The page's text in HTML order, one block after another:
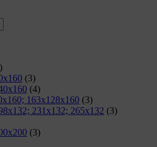
(3)
(4)
163х128x160 (3)
231х132; 265x132 (3)
(3)